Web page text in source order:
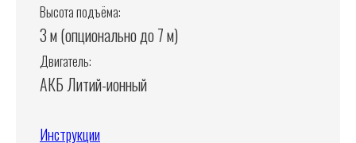
Высота подъёма:
3 м (опционально до 7 м)
Двигатель:
АКБ Литий-ионный
Инструкции